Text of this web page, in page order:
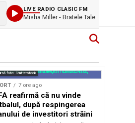
LIVE RADIO CLASIC FM
Misha Miller - Bratele Tale
foto: Shutterstock
7 ore ago
reafirmă că nu vinde
după respingerea
de investitori străini